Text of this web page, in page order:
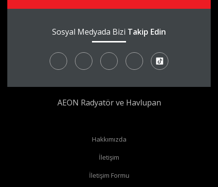
Radyatör borularınız yerden çıkıyor ve radyatörünüzün yan
Radyatör borularınız yerden çıkıyor ve radyatörünüzün alt
düz vanaalabilirsiniz.
Sosyal Medyada Bizi Takip Edin
AEON Radyatör ve Havlupan
Hakkımızda
İletişim
İletişim Formu